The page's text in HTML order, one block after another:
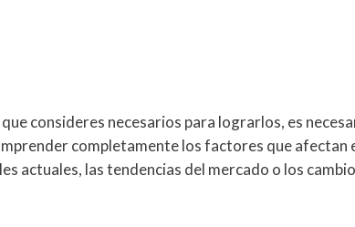
consideres necesarios para lograrlos, es
completamente los factores que afectan
actuales, las tendencias del mercado o los